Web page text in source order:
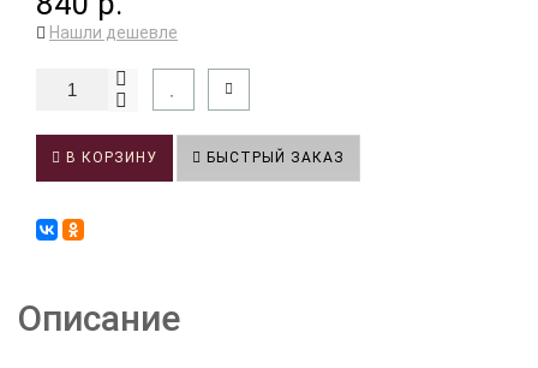
Нашли дешевле
В КОРЗИНУ БЫСТРЫЙ ЗАКАЗ
Описание